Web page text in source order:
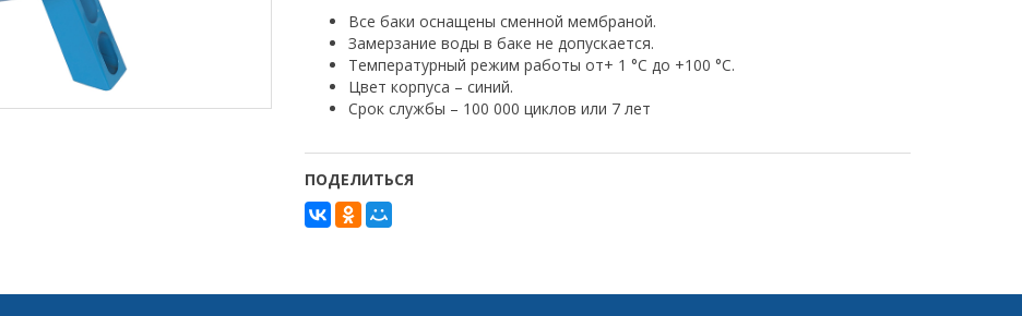
Все баки оснащены сменной мембраной.
Замерзание воды в баке не допускается.
Температурный режим работы от+ 1 °С до +100 °С.
Цвет корпуса – синий.
Срок службы – 100 000 циклов или 7 лет
ПОДЕЛИТЬСЯ